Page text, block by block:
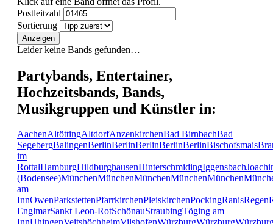
Postleitzahl
Sortierung
Anzeigen
Leider keine Bands gefunden…
Partybands, Entertainer,
Hochzeitsbands, Bands,
Musikgruppen und Künstler in:
AachenAltöttingAltdorfAnzenkirchenBad BirnbachBad
SegebergBalingenBerlinBerlinBerlinBerlinBerlinBischofsmais
im
RottalHamburgHildburghausenHinterschmidingIggensbach
(Bodensee)MünchenMünchenMünchenMünchenMünchen
am
InnOwenParkstettenPfarrkirchenPleiskirchenPockingRanisRegen
EnglmarSankt Leon-RotSchönauStraubingTöging am